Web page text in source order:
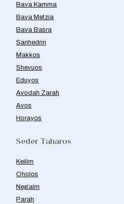
Bava Kamma
Bava Metzia
Bava Basra
Sanhedrin
Makkos
Shevuos
Eduyos
Avodah Zarah
Avos
Horayos
Seder Taharos
Keilim
Oholos
Negaim
Parah